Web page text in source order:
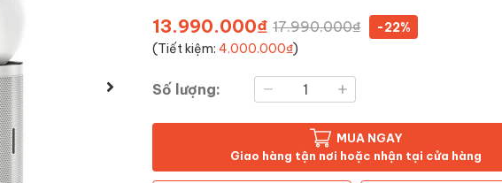
13.990.000₫ 17.990.000₫
-22%
(Tiết kiệm:4.000.000₫)
Số lượng:
MUA NGAY
Giao hàng tận nơi hoặc nhận tại cửa hàng